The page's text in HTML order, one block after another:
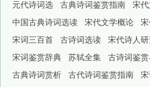
元代诗词选 古典诗词鉴赏指南 宋
中国古典诗词选读
宋代文学概论
宋词三百首
古诗词选读 宋代诗人
宋词鉴赏辞典
苏轼全集 古诗词鉴
古典诗词赏析
古代诗词鉴赏指南